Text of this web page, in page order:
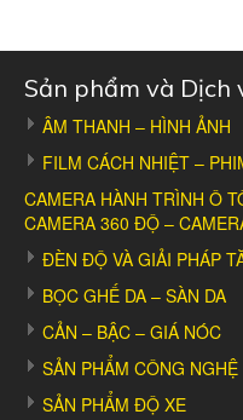
Sản phẩm và Dịch
ÂM THANH – HÌNH ẢNH
FILM CÁCH NHIỆT –
CAMERA HÀNH TRÌNH Ô
CAMERA 360 ĐỘ –
ĐÈN ĐỘ VÀ GIẢI PHÁP
BỌC GHẾ DA – SÀN DA
CẢN – BẬC – GIÁ NÓC
SẢN PHẨM CÔNG NGHỆ
SẢN PHẨM ĐỘ XE